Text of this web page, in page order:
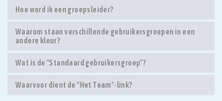
Hoe word ik een groepsleider?
Waarom staan verschillende gebruikersgroepen in een
andere kleur?
Wat is de "Standaard gebruikersgroep"?
Waarvoor dient de "Het Team"-link?